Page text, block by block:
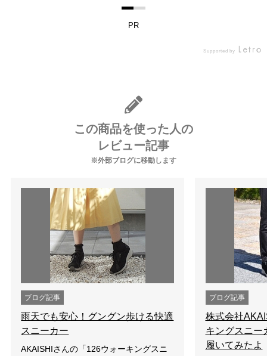
PR
Supported by
この商品を使った人の
レビュー記事
※外部ブログに移動します
ブログ記事
雨天でも安心！グングン歩ける快適
スニーカー
AKAISHIさんの「126ウォーキングスニ
ブログ記事
株式会社
キングスニー
履いてみたよ